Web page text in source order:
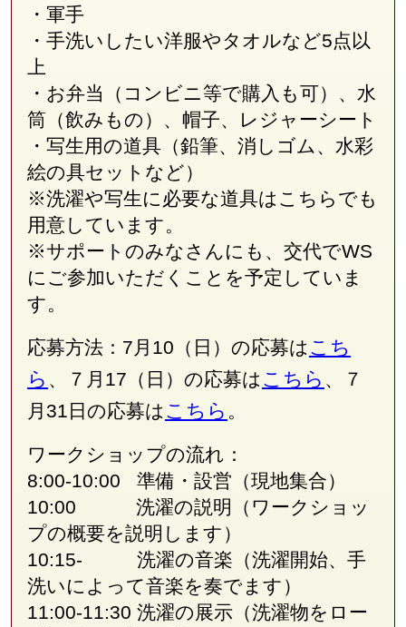
・軍手
・手洗いしたい洋服やタオルなど5点以
上
・お弁当（コンビニ等で購入も可）、水
筒（飲みもの）、帽子、レジャーシート
・写生用の道具（鉛筆、消しゴム、水彩
絵の具セットなど）
※洗濯や写生に必要な道具はこちらでも
用意しています。
※サポートのみなさんにも、交代でWS
にご参加いただくことを予定していま
す。
応募方法：7月10（日）の応募は こち
ら 、７月17（日）の応募は こちら 、７
月31日の応募は こちら 。
ワークショップの流れ：
8:00-10:00 準備・設営（現地集合）
10:00 洗濯の説明（ワークショッ
プの概要を説明します）
10:15- 洗濯の音楽（洗濯開始、手
洗いによって音楽を奏でます）
11:00-11:30 洗濯の展示（洗濯物をロー